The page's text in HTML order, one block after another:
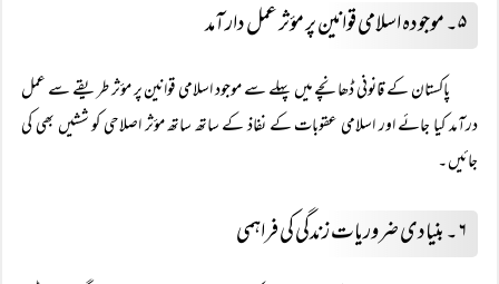
۵۔ موجودہ اسلامی قوانین پر مؤثر عمل دارآمد
پاکستان کے قانونی ڈھا نچے میں پہلے سے موجود اسلامی قوانین پر مؤثر طریقے سے عمل
درآمد کیا جائے اور اسلامی عقوبات کے نفاذ کے ساتھ ساتھ مؤثر اصلاحی کو ششیں بھی کی
جائیں ۔
۶۔ بنیادی ضروریات زندگی کی فراہمی